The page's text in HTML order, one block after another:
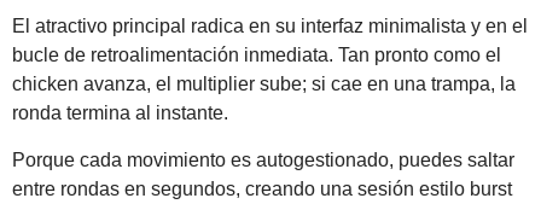
El atractivo principal radica en su interfaz minimalista y en el
bucle de retroalimentación inmediata. Tan pronto como el
chicken avanza, el multiplier sube; si cae en una trampa, la
ronda termina al instante.
Porque cada movimiento es autogestionado, puedes saltar
entre rondas en segundos, creando una sesión estilo burst